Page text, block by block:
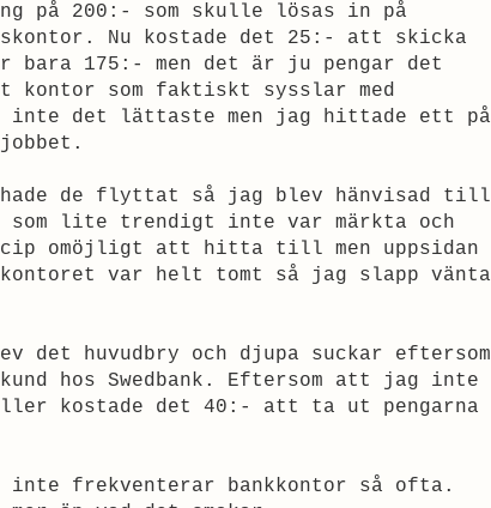
på 200:- som skulle lösas in på
Nu kostade det 25:- att skicka
bara 175:- men det är ju pengar det
som faktiskt sysslar med
inte det lättaste men jag hittade ett på
hade de flyttat så jag blev hänvisad till
som lite trendigt inte var märkta och
omöjligt att hitta till men uppsidan
var helt tomt så jag slapp vänta
det huvudbry och djupa suckar eftersom
hos Swedbank. Eftersom att jag inte
kostade det 40:- att ta ut pengarna
frekventerar bankkontor så ofta.